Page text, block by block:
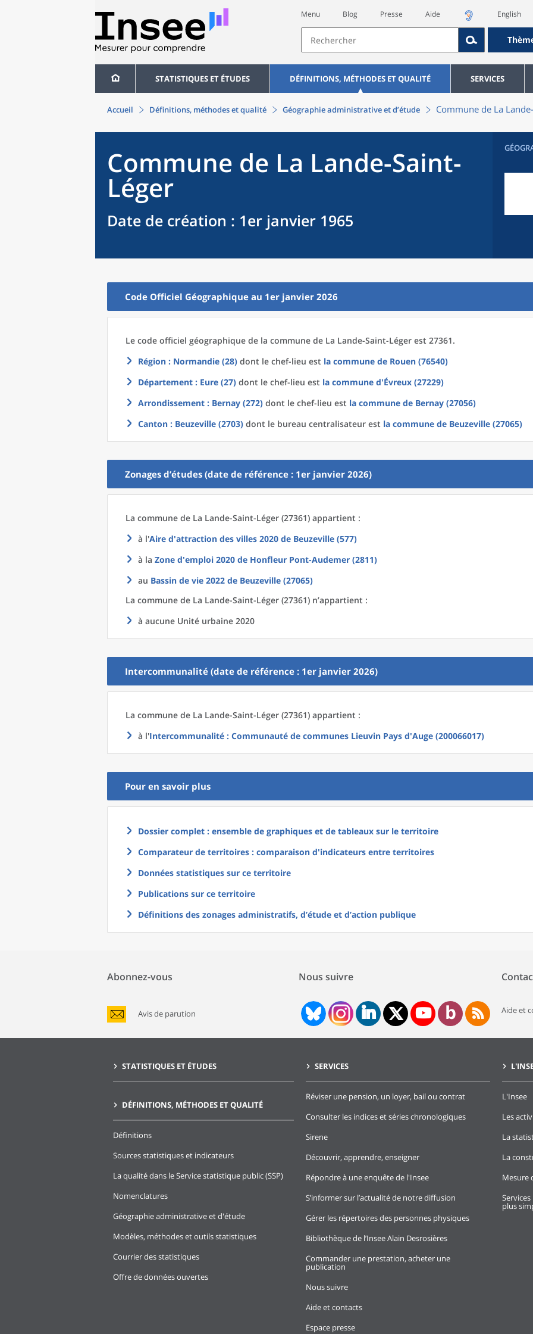
Menu Blog Presse Aide English
STATISTIQUES ET ÉTUDES DÉFINITIONS, MÉTHODES ET QUALITÉ SERVICES
Accueil Définitions, méthodes et qualité Géographie administrative et d’étude Commune de La
Commune de La Lande-Saint-
Léger
Date de création : 1er janvier 1965
Code Officiel Géographique au 1er janvier 2026
Le code officiel géographique de la commune de La Lande-Saint-Léger est 27361.
Région : Normandie (28) dont le chef-lieu est la commune de Rouen (76540)
Département : Eure (27) dont le chef-lieu est la commune d'Évreux (27229)
Arrondissement : Bernay (272) dont le chef-lieu est la commune de Bernay (27056)
Canton : Beuzeville (2703) dont le bureau centralisateur est la commune de Beuzeville (27065)
Zonages d’études (date de référence : 1er janvier 2026)
La commune de La Lande-Saint-Léger (27361) appartient :
à l'Aire d'attraction des villes 2020 de Beuzeville (577)
à la Zone d'emploi 2020 de Honfleur Pont-Audemer (2811)
au Bassin de vie 2022 de Beuzeville (27065)
La commune de La Lande-Saint-Léger (27361) n’appartient :
à aucune Unité urbaine 2020
Intercommunalité (date de référence : 1er janvier 2026)
La commune de La Lande-Saint-Léger (27361) appartient :
à l'Intercommunalité : Communauté de communes Lieuvin Pays d'Auge (200066017)
Pour en savoir plus
Dossier complet : ensemble de graphiques et de tableaux sur le territoire
Comparateur de territoires : comparaison d'indicateurs entre territoires
Données statistiques sur ce territoire
Publications sur ce territoire
Définitions des zonages administratifs, d’étude et d’action publique
Abonnez-vous
Avis de parution
Nous suivre
Aide et
STATISTIQUES ET ÉTUDES
DÉFINITIONS, MÉTHODES ET QUALITÉ
Définitions
Sources statistiques et indicateurs
La qualité dans le Service statistique public (SSP)
Nomenclatures
Géographie administrative et d'étude
Modèles, méthodes et outils statistiques
Courrier des statistiques
Offre de données ouvertes
SERVICES
Réviser une pension, un loyer, bail ou contrat
Consulter les indices et séries chronologiques
Sirene
Découvrir, apprendre, enseigner
Répondre à une enquête de l'Insee
S’informer sur l’actualité de notre diffusion
Gérer les répertoires des personnes physiques
Bibliothèque de l’Insee Alain Desrosières
Commander une prestation, acheter une
publication
Nous suivre
Aide et contacts
Espace presse
L'Insee
Les
La
La
Mesure
plus